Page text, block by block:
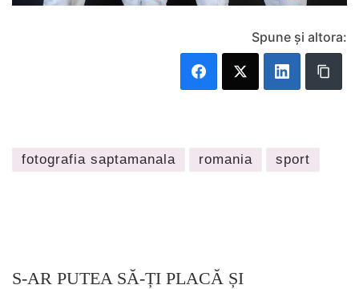
Spune și altora:
fotografia saptamanala romania sport
S-AR PUTEA SĂ-ȚI PLACĂ ȘI